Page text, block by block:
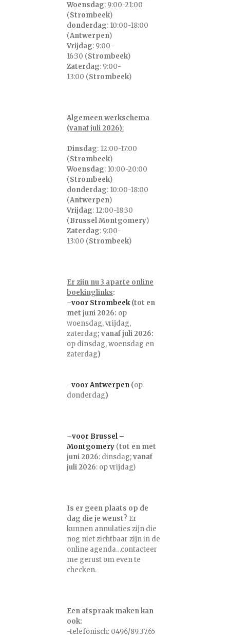
Woensdag: 9:00-21:00
(Strombeek)
donderdag: 10:00-18:00
(Antwerpen)
Vrijdag: 9:00-
16:30 (Strombeek)
Zaterdag: 9:00-
13:00 (Strombeek)
Algemeen werkschema
(vanaf juli 2026):
Dinsdag: 12:00-17:00
(Strombeek)
Woensdag: 10:00-20:00
(Strombeek)
donderdag: 10:00-18:00
(Antwerpen)
Vrijdag: 12:00-18:30
(Brussel Montgomery)
Zaterdag: 9:00-
13:00 (Strombeek)
Er zijn nu 3 aparte online
boekinglinks:
–voor Strombeek(tot en
met juni 2026: op
woensdag, vrijdag,
zaterdag; vanaf juli 2026:
op dinsdag, woensdag en
zaterdag)
–voor Antwerpen (op
donderdag)
–voor Brussel –
Montgomery (tot en met
juni 2026: dinsdag;vanaf
juli 2026: op vrijdag)
Is er geen plaats op de
dag die je wenst? Er
kunnen annulaties zijn die
nog niet zichtbaar zijn in de
online agenda…contacteer
me gerust om even te
checken.
Een afspraak maken kan
ook:
-telefonisch: 0496/89.37.65